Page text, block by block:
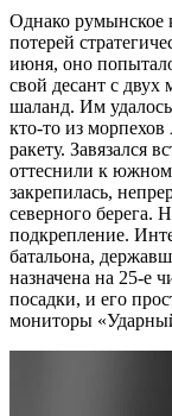
Однако румынское
потерей
июня, оно
свой десант с
шаланд. Им
кто-то из
ракету. Завязался
оттеснили к
закрепилась,
северного берега.
подкрепление.
батальона,
назначена на 25-е
посадки, и его
мониторы